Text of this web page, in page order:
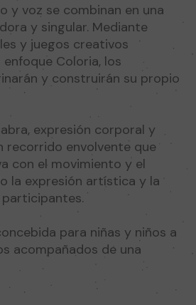
y voz se combinan en una
y singular. Mediante
y juegos creativos
Coloria, los
y construirán su propio
expresión corporal y
recorrido envolvente que
con el movimiento y el
la expresión artística y la
para niñas y niños a
acompañados de una